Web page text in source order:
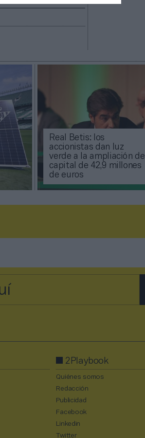
Real Betis: los
accionistas dan luz
verde a la ampliación de
capital de 42,9 millones
de euros
2Playbook
Quiénes somos
Redacción
Publicidad
Facebook
Linkedin
Twitter